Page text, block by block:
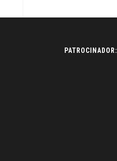
PATROCINADOR: